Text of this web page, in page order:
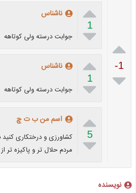

-1


1

ناشناس
جوابت درسته ولی کوتاهه

1

ناشناس
جوابت درسته ولی کوتاهه

5

اسم من ب ت چ
کشاورزی و درختکاری
مردم حلال تر و پاکیزه تر
نویسنده